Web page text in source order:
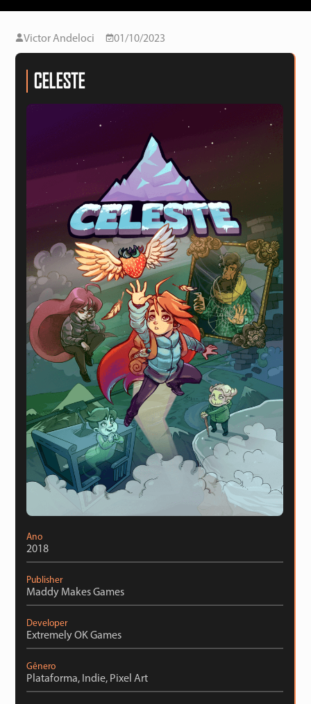
Victor Andeloci 01/10/2023
CELESTE
Ano
2018
Publisher
Maddy Makes Games
Developer
Extremely OK Games
Gênero
Plataforma, Indie, Pixel Art